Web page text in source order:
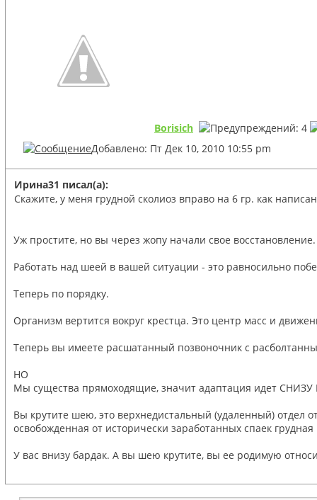
Borisich
Добавлено: Пт Дек 10, 2010 10:55 pm
Ирина31 писал(а):
Скажите, у меня грудной сколиоз вправо на 6 гр. как
Уж простите, но вы через жопу начали свое восстановление.
Работать над шеей в вашей ситуации - это равносильно
Теперь по порядку.
Организм вертится вокруг крестца. Это центр масс и
Теперь вы имеете расшатанный позвоночник с
НО
Мы существа прямоходящие, значит адаптация идет СНИЗУ
Вы крутите шею, это верхнедистальный (удаленный)
освобожденная от исторически заработанных спаек
У вас внизу бардак. А вы шею крутите, вы ее родимую